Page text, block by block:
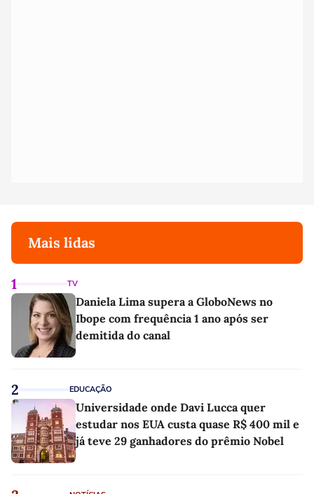
Mais lidas
1 TV
Daniela Lima supera a GloboNews no
Ibope com frequência 1 ano após ser
demitida do canal
2 EDUCAÇÃO
Universidade onde Davi Lucca quer
estudar nos EUA custa quase R$ 400 mil e
já teve 29 ganhadores do prêmio Nobel